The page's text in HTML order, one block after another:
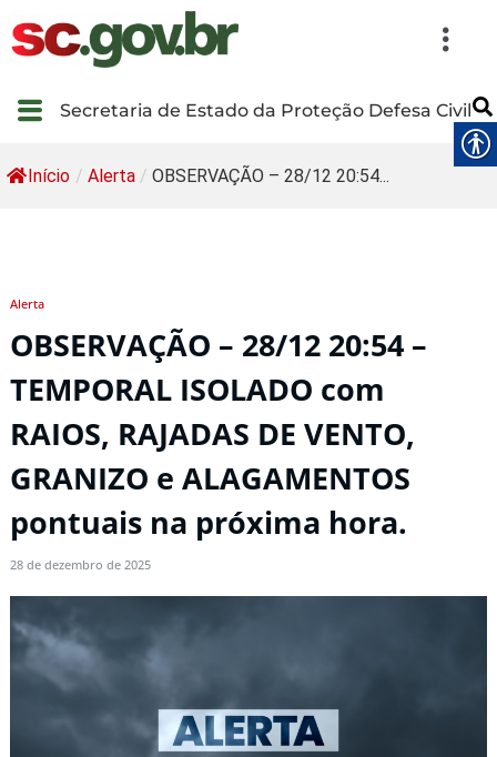
Secretaria de Estado da Proteção Defesa Civil
Início / Alerta / OBSERVAÇÃO – 28/12 20:54...
Alerta
OBSERVAÇÃO – 28/12 20:54 –
TEMPORAL ISOLADO com
RAIOS, RAJADAS DE VENTO,
GRANIZO e ALAGAMENTOS
pontuais na próxima hora.
28 de dezembro de 2025